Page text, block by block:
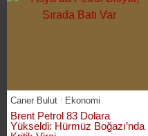
Caner Bulut Ekonomi
Brent Petrol 83 Dolara
Yükseldi: Hürmüz Boğazı’nda